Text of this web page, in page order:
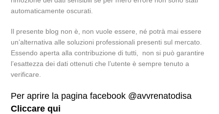
automaticamente oscurati.
Il presente blog non è, non vuole essere, né potrà mai essere
un’alternativa alle soluzioni professionali presenti sul mercato.
Essendo aperta alla contribuzione di tutti, non si può garantire
l’esattezza dei dati ottenuti che l’utente è sempre tenuto a
verificare.
Per aprire la pagina facebook @avvrenatodisa
Cliccare qui